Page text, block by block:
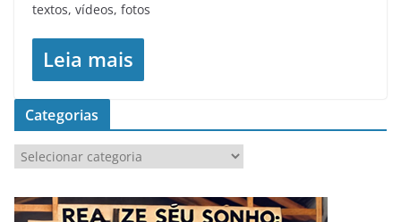
textos, vídeos, fotos
Leia mais
Categorias
a
e